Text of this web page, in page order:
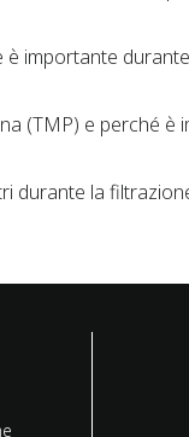
importante
(TMP) e perché è
durante la